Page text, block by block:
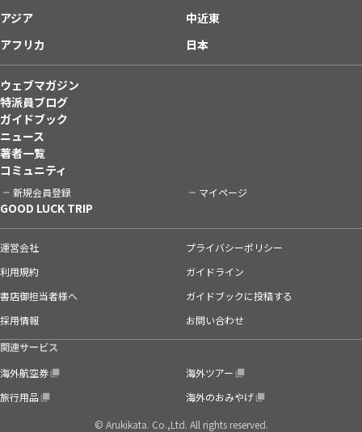
アジア
中近東
アフリカ
日本
ウェブマガジン
特派員ブログ
ガイドブック
ニュース
著者一覧
コミュニティ
新規会員登録 マイページ
GOOD LUCK TRIP
運営会社
プライバシーポリシー
利用規約
ガイドライン
書店御担当者様へ
ガイドブックに投稿する
採用情報
お問い合わせ
関連サービス
海外航空券
海外ツアー
旅行用品
海外のおみやげ
© Arukikata. Co.,Ltd. All rights reserved.